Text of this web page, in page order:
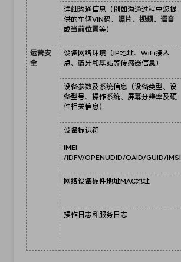
详细沟通信息（例如沟通过程中您提
供的车辆VIN码、 照片、视频、语音
或当前位置等）
运营安
全
设备网络环境（IP地址、WiFi接入
点、蓝牙和基站等传感器信息）
设备参数及系统信息（设备类型、设
备型号、操作系统、屏幕分辨率及硬
件相关信息）
设备标识符
IMEI
/IDFV/OPENUDID/OAID/GUID/IMSI
网络设备硬件地址MAC地址
操作日志和服务日志